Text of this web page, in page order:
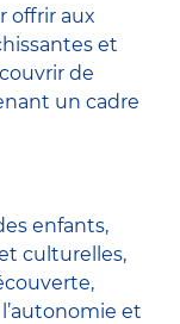
offrir aux
et
de
un cadre
enfants,
culturelles,
et